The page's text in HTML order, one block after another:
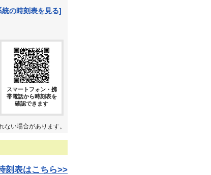
の時刻表を見る]
スマートフォン・携
帯電話から時刻表を
確認できます
い場合があります。
刻表はこちら>>